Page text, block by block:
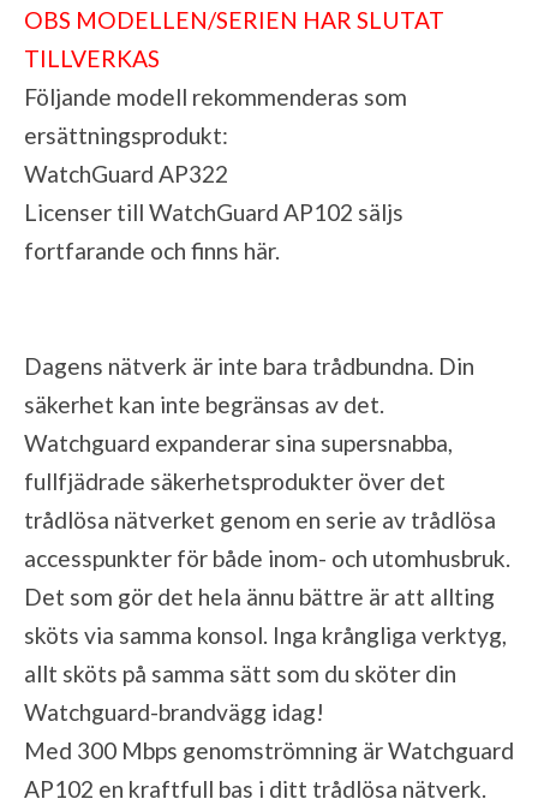
OBS MODELLEN/SERIEN HAR SLUTAT
TILLVERKAS
Följande modell rekommenderas som
ersättningsprodukt:
WatchGuard AP322
Licenser till WatchGuard AP102 säljs
fortfarande och finns här.
Dagens nätverk är inte bara trådbundna. Din
säkerhet kan inte begränsas av det.
Watchguard expanderar sina supersnabba,
fullfjädrade säkerhetsprodukter över det
trådlösa nätverket genom en serie av trådlösa
accesspunkter för både inom- och utomhusbruk.
Det som gör det hela ännu bättre är att allting
sköts via samma konsol. Inga krångliga verktyg,
allt sköts på samma sätt som du sköter din
Watchguard-brandvägg idag!
Med 300 Mbps genomströmning är Watchguard
AP102 en kraftfull bas i ditt trådlösa nätverk.